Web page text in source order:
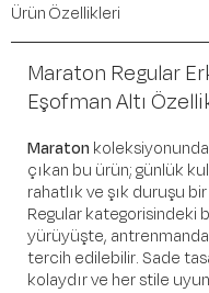
Ürün Özellikleri
Maraton Regular
Eşofman Altı
Maraton
çıkan bu ürün; günlük
rahatlık ve şık duruşu
Regular kategorisindeki
yürüyüşte,
tercih edilebilir. Sade
kolaydır ve her stile